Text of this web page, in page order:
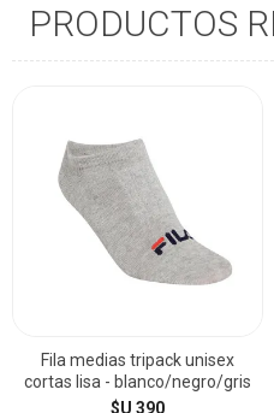
PRODUCTOS
Fila medias tripack unisex
cortas lisa - blanco/negro/gris
$U 390